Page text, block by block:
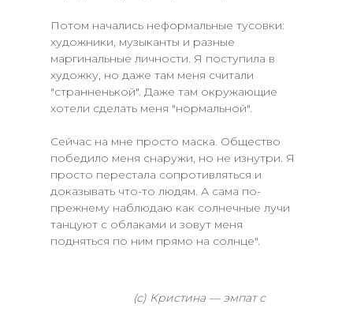
(с) Кристина — эмпат с
Потом начались неформальные тусовки:
художники, музыканты и разные
маргинальные личности. Я поступила в
художку, но даже там меня считали
"странненькой". Даже там окружающие
хотели сделать меня "нормальной".
Сейчас на мне просто маска. Общество
победило меня снаружи, но не изнутри. Я
просто перестала сопротивляться и
доказывать что-то людям. А сама по-
прежнему наблюдаю как солнечные лучи
танцуют с облаками и зовут меня
подняться по ним прямо на солнце".